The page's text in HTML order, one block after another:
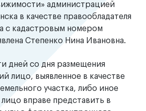
администрацией
в качестве правообладателя
с кадастровым номером
Степенко Нина Ивановна.
дней со дня размещения
лицо, выявленное в качестве
участка, либо иное
вправе представить в